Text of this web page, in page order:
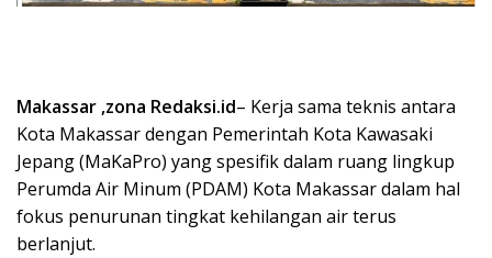
Makassar ,zona Redaksi.id– Kerja sama teknis antara
Kota Makassar dengan Pemerintah Kota Kawasaki
Jepang (MaKaPro) yang spesifik dalam ruang lingkup
Perumda Air Minum (PDAM) Kota Makassar dalam hal
fokus penurunan tingkat kehilangan air terus
berlanjut.